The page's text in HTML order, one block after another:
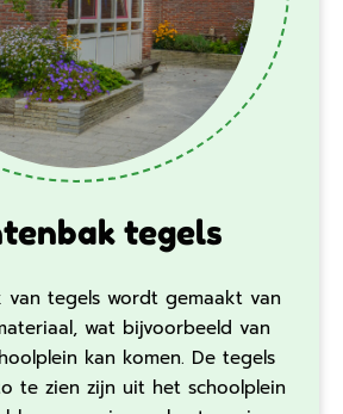
tegels
van tegels wordt gemaakt van
wat bijvoorbeeld van
kan komen. De tegels
te zien zijn uit het schoolplein